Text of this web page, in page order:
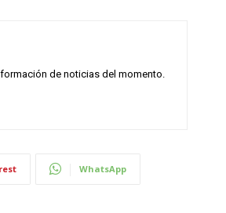
de noticias del momento.
WhatsApp